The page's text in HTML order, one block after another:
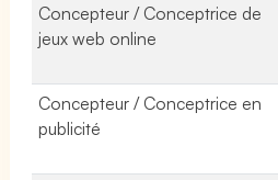
Concepteur / Conceptrice de
jeux web online
Concepteur / Conceptrice en
publicité